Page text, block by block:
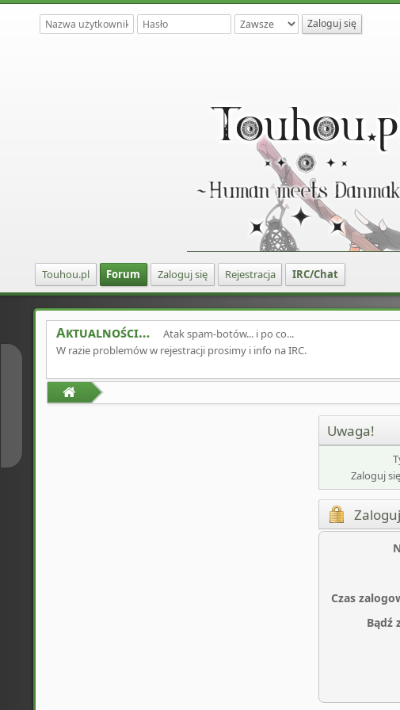
Touhou.pl Forum Zaloguj się Rejestracja IRC/Chat
Aktualności
Atak spam-botów... i po co...
W razie problemów w rejestracji prosimy i info na IRC.
Uwaga!
Zaloguj
Czas
Bądź